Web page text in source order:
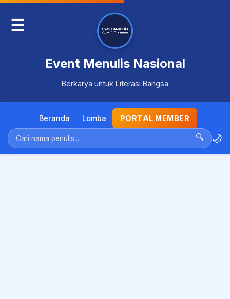
☰
Event Menulis Nasional
Berkarya untuk Literasi Bangsa
Beranda Lomba PORTAL MEMBER
🔍 🌙